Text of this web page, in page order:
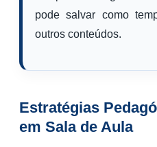
pode salvar como
outros conteúdos.
Estratégias
em Sala de Aula